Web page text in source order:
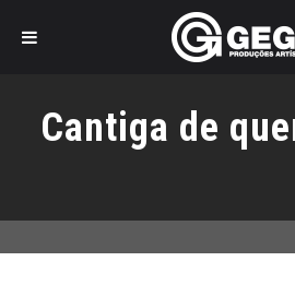
Cantiga de